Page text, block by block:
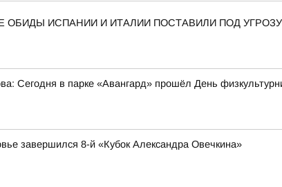
ОБИДЫ ИСПАНИИ И ИТАЛИИ ПОСТАВИЛИ ПОД
Сегодня в парке «Авангард» прошёл День
завершился 8-й «Кубок Александра Овечкина»